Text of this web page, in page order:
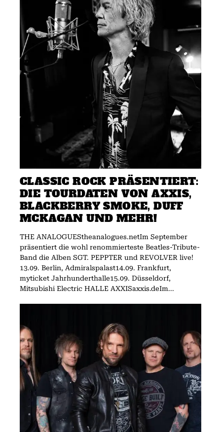
CLASSIC ROCK PRÄSENTIERT:
DIE TOURDATEN VON AXXIS,
BLACKBERRY SMOKE, DUFF
MCKAGAN UND MEHR!
THE ANALOGUEStheanalogues.netIm September
präsentiert die wohl renommierteste Beatles-Tribute-
Band die Alben SGT. PEPPTER und REVOLVER live!
13.09. Berlin, Admiralspalast14.09. Frankfurt,
myticket Jahrhunderthalle15.09. Düsseldorf,
Mitsubishi Electric HALLE AXXISaxxis.deIm...